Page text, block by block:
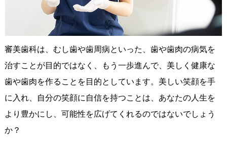
審美歯科は、むし歯や歯周病といった、歯や歯肉の病気を
治すことが目的ではなく、もう一歩進んで、美しく健康な
歯や歯肉を作ることを目的としています。美しい笑顔を手
に入れ、自分の笑顔に自信を持つことは、あなたの人生を
より豊かにし、可能性を広げてくれるのではないでしょう
か？